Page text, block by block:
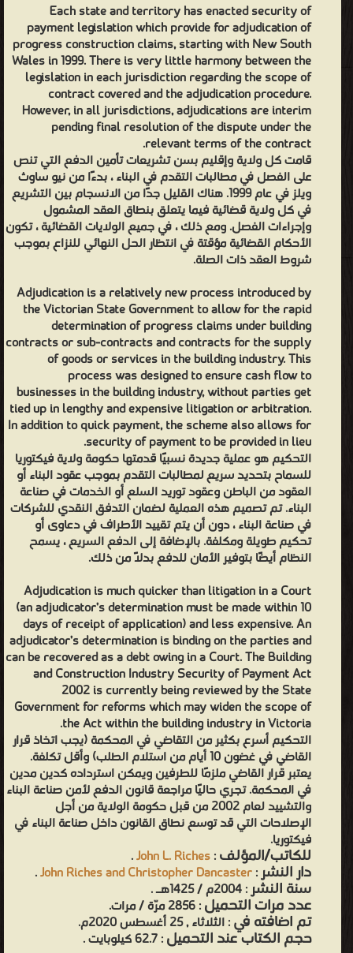
Each state and territory has enacted security of
payment legislation which provide for adjudication of
progress construction claims, starting with New South
Wales in 1999. There is very little harmony between the
legislation in each jurisdiction regarding the scope of
contract covered and the adjudication procedure.
However, in all jurisdictions, adjudications are interim
pending final resolution of the dispute under the
relevant terms of the contract.
قامت كل ولاية وإقليم بسن تشريعات تأمين الدفع التي تنص
على الفصل في مطالبات التقدم في البناء ، بدءًا من نيو ساوث
ويلز في عام 1999. هناك القليل جدًا من الانسجام بين التشريع
في كل ولاية قضائية فيما يتعلق بنطاق العقد المشمول
وإجراءات الفصل. ومع ذلك ، في جميع الولايات القضائية ، تكون
الأحكام القضائية مؤقتة في انتظار الحل النهائي للنزاع بموجب
شروط العقد ذات الصلة.
Adjudication is a relatively new process introduced by
the Victorian State Government to allow for the rapid
determination of progress claims under building
contracts or sub-contracts and contracts for the supply
of goods or services in the building industry. This
process was designed to ensure cash flow to
businesses in the building industry, without parties get
tied up in lengthy and expensive litigation or arbitration.
In addition to quick payment, the scheme also allows for
security of payment to be provided in lieu.
التحكيم هو عملية جديدة نسبيًا قدمتها حكومة ولاية فيكتوريا
للسماح بتحديد سريع لمطالبات التقدم بموجب عقود البناء أو
العقود من الباطن وعقود توريد السلع أو الخدمات في صناعة
البناء. تم تصميم هذه العملية لضمان التدفق النقدي للشركات
في صناعة البناء ، دون أن يتم تقييد الأطراف في دعاوى أو
تحكيم طويلة ومكلفة. بالإضافة إلى الدفع السريع ، يسمح
النظام أيضًا بتوفير الأمان للدفع بدلاً من ذلك.
Adjudication is much quicker than litigation in a Court
(an adjudicator’s determination must be made within 10
days of receipt of application) and less expensive. An
adjudicator’s determination is binding on the parties and
can be recovered as a debt owing in a Court. The Building
and Construction Industry Security of Payment Act
2002 is currently being reviewed by the State
Government for reforms which may widen the scope of
the Act within the building industry in Victoria.
التحكيم أسرع بكثير من التقاضي في المحكمة (يجب اتخاذ قرار
القاضي في غضون 10 أيام من استلام الطلب) وأقل تكلفة.
يعتبر قرار القاضي ملزمًا للطرفين ويمكن استرداده كدين مدين
في المحكمة. تجري حاليًا مراجعة قانون الدفع لأمن صناعة البناء
والتشييد لعام 2002 من قبل حكومة الولاية من أجل
الإصلاحات التي قد توسع نطاق القانون داخل صناعة البناء في
فيكتوريا.
للكاتب/المؤلف:
John L. Riches
.
دار النشر:
John Riches and Christopher Dancaster
.
سنة النشر: 2004م / 1425هـ .
عدد مرات التحميل: 2856 مرّة / مرات.
تم اضافته في: الثلاثاء , 25 أغسطس 2020م.
حجم الكتاب عند التحميل: 62.7 كيلوبايت .